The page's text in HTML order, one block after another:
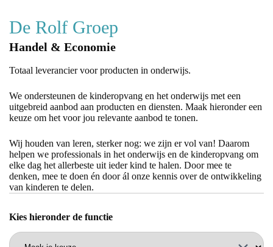
De Rolf Groep
Handel & Economie
Totaal leverancier voor producten in onderwijs.
We ondersteunen de kinderopvang en het onderwijs met een
uitgebreid aanbod aan producten en diensten. Maak hieronder een
keuze om het voor jou relevante aanbod te tonen.
Wij houden van leren, sterker nog: we zijn er vol van! Daarom
helpen we professionals in het onderwijs en de kinderopvang om
elke dag het allerbeste uit ieder kind te halen. Door mee te
denken, mee te doen én door ál onze kennis over de ontwikkeling
van kinderen te delen.
kies hieronder de functie